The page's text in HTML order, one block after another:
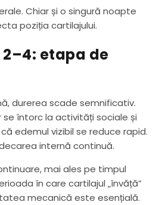
Chiar și o singură noapte
poziția cartilajului.
etapa de
durerea scade semnificativ.
întorc la activități sociale și
edemul vizibil se reduce rapid.
internă continuă.
mai ales pe timpul
în care cartilajul „învăță”
mecanică este esențială.